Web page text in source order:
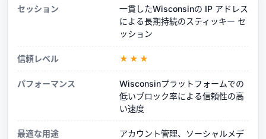
セッション
一貫したWisconsinの IP アドレス
による長期持続のスティッキー セ
ッション
信頼レベル ★★★
パフォーマンス
Wisconsinプラットフォームでの
低いブロック率による信頼性の高
い速度
最適な用途
アカウント管理、ソーシャルメデ